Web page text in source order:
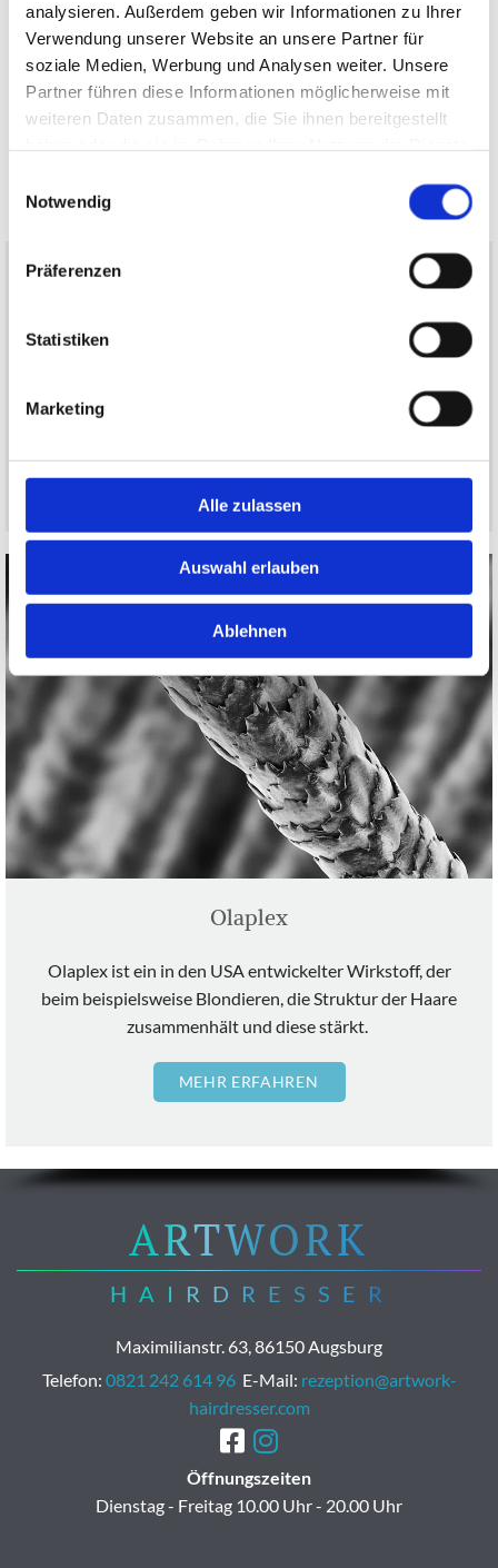
analysieren. Außerdem geben wir Informationen zu Ihrer
Verwendung unserer Website an unsere Partner für
soziale Medien, Werbung und Analysen weiter. Unsere
Partner führen diese Informationen möglicherweise mit
weiteren Daten zusammen, die Sie ihnen bereitgestellt
Notwendig
Präferenzen
Statistiken
Marketing
Alle zulassen
Auswahl erlauben
Ablehnen
Wir räumen Vorurteile aus! Lies im Bereich
MEHR ERFAHREN
Olaplex
Olaplex ist ein in den USA entwickelter Wirkstoff, der
beim beispielsweise Blondieren, die Struktur der Haare
zusammenhält und diese stärkt.
MEHR ERFAHREN
ARTWORK
HAIRDRESSER
Maximilianstr. 63, 86150 Augsburg
Telefon: 0821 242 614 96 E-Mail: rezeption@artwork-
hairdresser.com
 
Öffnungszeiten
Dienstag - Freitag 10.00 Uhr - 20.00 Uhr